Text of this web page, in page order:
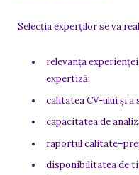
Selecția experților se va
relevanța
expertiză;
calitatea CV-ului și
capacitatea de
raportul
disponibilitatea de